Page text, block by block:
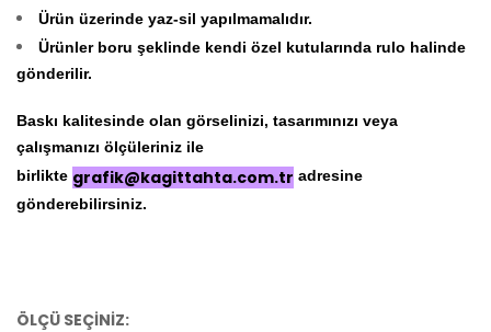
Ürün üzerinde yaz-sil yapılmamalıdır.
Ürünler boru şeklinde kendi özel kutularında rulo halinde
gönderilir.
Baskı kalitesinde olan görselinizi, tasarımınızı veya
çalışmanızı ölçüleriniz ile
birlikte grafik@kagittahta.com.tr adresine
gönderebilirsiniz.
ÖLÇÜ SEÇİNİZ: